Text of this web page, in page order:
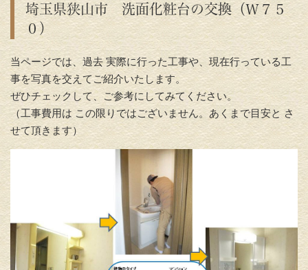
埼玉県狭山市 洗面化粧台の交換（Ｗ７５
０）
当ページでは、過去 実際に行った工事や、現在行っている工
事を写真を交えてご紹介いたします。
ぜひチェックして、ご参考にしてみてください。
（工事費用は この限りではございません。あくまで目安と さ
せて頂きます）